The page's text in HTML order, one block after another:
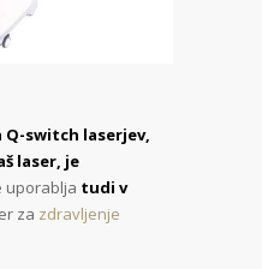
switch laserjev,
laser, je
uporablja tudi v
za zdravljenje